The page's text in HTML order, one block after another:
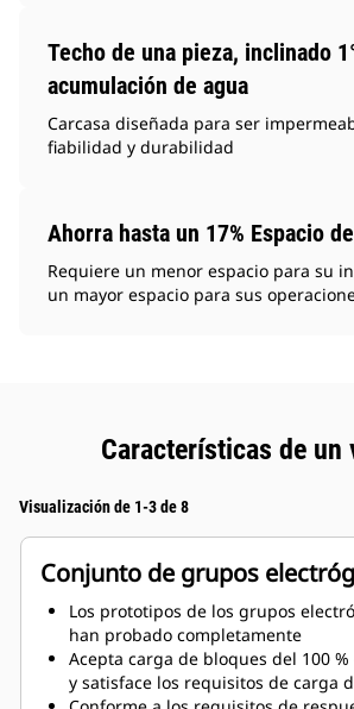
Techo de una pieza, inclinado
acumulación de agua
Carcasa diseñada para ser
fiabilidad y durabilidad
Ahorra hasta un 17% Espacio
Requiere un menor espacio para su
un mayor espacio para sus
Características de un
Visualización de 1-3 de 8
Conjunto de grupos
Los prototipos de los grupos
han probado completamente
Acepta carga de bloques del 100
y satisface los requisitos de carga